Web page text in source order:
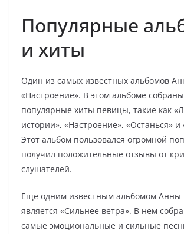
Популярные
и хиты
Один из самых известных альбомов
«Настроение». В этом альбоме
популярные хиты певицы, такие как
истории», «Настроение», «Останься»
Этот альбом пользовался огромной
получил положительные отзывы от
слушателей.
Еще одним известным альбомом Анны
является «Сильнее ветра». В нем
самые эмоциональные и сильные